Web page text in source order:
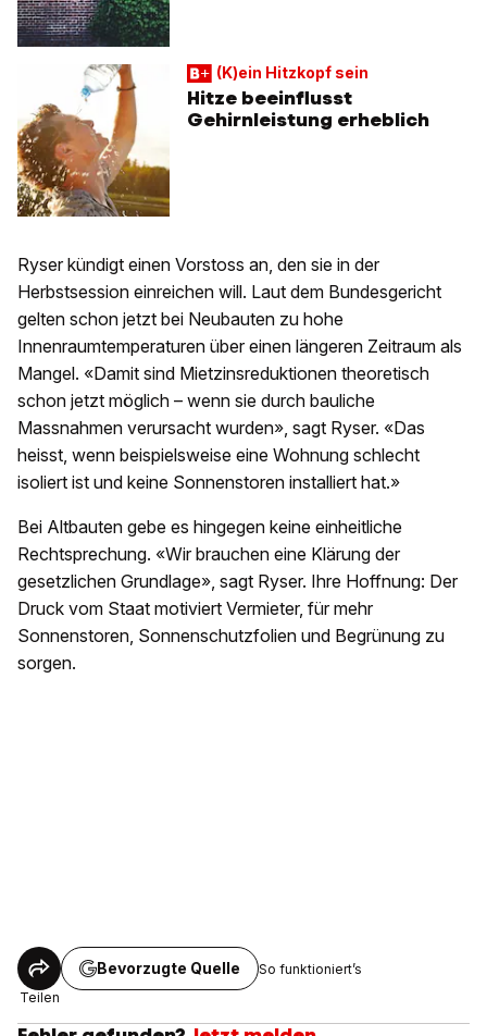
(K)ein Hitzkopf sein
Hitze beeinflusst
Gehirnleistung erheblich
Ryser kündigt einen Vorstoss an, den sie in der
Herbstsession einreichen will. Laut dem Bundesgericht
gelten schon jetzt bei Neubauten zu hohe
Innenraumtemperaturen über einen längeren Zeitraum als
Mangel. «Damit sind Mietzinsreduktionen theoretisch
schon jetzt möglich – wenn sie durch bauliche
Massnahmen verursacht wurden», sagt Ryser. «Das
heisst, wenn beispielsweise eine Wohnung schlecht
isoliert ist und keine Sonnenstoren installiert hat.»
Bei Altbauten gebe es hingegen keine einheitliche
Rechtsprechung. «Wir brauchen eine Klärung der
gesetzlichen Grundlage», sagt Ryser. Ihre Hoffnung: Der
Druck vom Staat motiviert Vermieter, für mehr
Sonnenstoren, Sonnenschutzfolien und Begrünung zu
sorgen.
Teilen
Bevorzugte Quelle So funktioniert’s